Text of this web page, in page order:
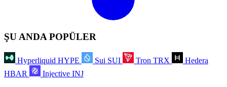
ŞU ANDA POPÜLER
Hyperliquid HYPE Sui SUI Tron TRX
Hedera
HBAR
Injective INJ